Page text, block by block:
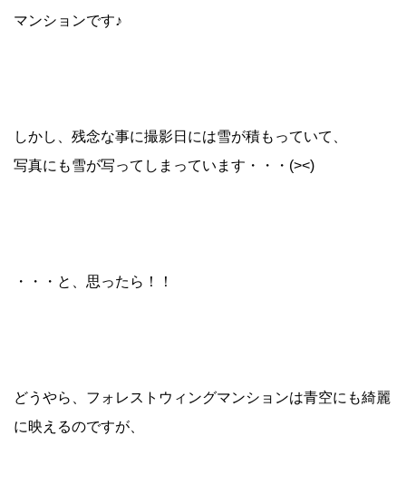
マンションです♪
しかし、残念な事に撮影日には雪が積もっていて、
写真にも雪が写ってしまっています・・・(><)
・・・と、思ったら！！
どうやら、フォレストウィングマンションは青空にも綺麗
に映えるのですが、